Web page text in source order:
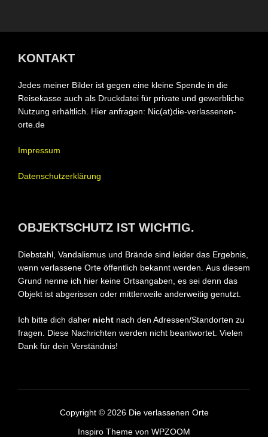
KONTAKT
Jedes meiner Bilder ist gegen eine kleine Spende in die
Reisekasse auch als Druckdatei für private und gewerbliche
Nutzung erhältlich. Hier anfragen: Nic(at)die-verlassenen-
orte.de
Impressum
Datenschutzerklärung
OBJEKTSCHUTZ IST WICHTIG.
Diebstahl, Vandalismus und Brände sind leider das Ergebnis,
wenn verlassene Orte öffentlich bekannt werden. Aus diesem
Grund nenne ich hier keine Ortsangaben, es sei denn das
Objekt ist abgerissen oder mittlerweile anderweitig genutzt.
Ich bitte dich daher nicht nach den Adressen/Standorten zu
fragen. Diese Nachrichten werden nicht beantwortet. Vielen
Dank für dein Verständnis!
Copyright © 2026 Die verlassenen Orte
Inspiro Theme von WPZOOM